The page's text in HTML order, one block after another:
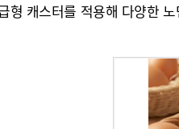
형 캐스터를 적용해 다양한